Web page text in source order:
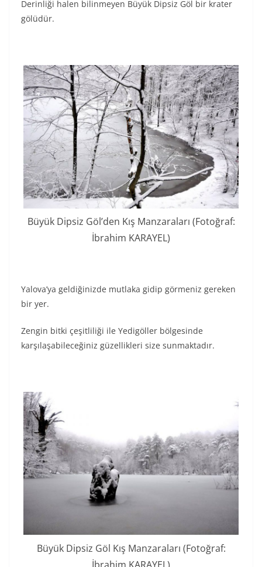
Derinliği halen bilinmeyen Büyük Dipsiz Göl bir krater
gölüdür.
Büyük Dipsiz Göl’den Kış Manzaraları (Fotoğraf:
İbrahim KARAYEL)
Yalova’ya geldiğinizde mutlaka gidip görmeniz gereken
bir yer.
Zengin bitki çeşitliliği ile Yedigöller bölgesinde
karşılaşabileceğiniz güzellikleri size sunmaktadır.
Büyük Dipsiz Göl Kış Manzaraları (Fotoğraf:
İbrahim KARAYEL)